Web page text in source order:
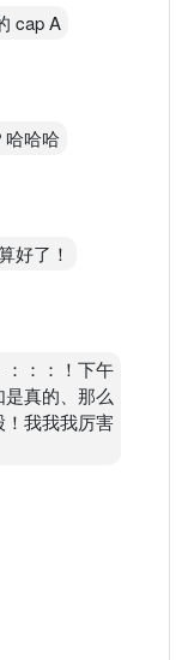
cap A
哈哈哈
好了！
：：！下午
真的、那么
我我我厉害